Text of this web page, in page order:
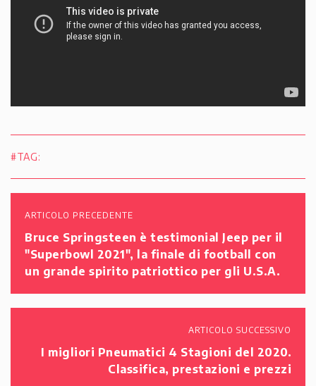
#TAG:
ARTICOLO PRECEDENTE
Bruce Springsteen è testimonial Jeep per il
"Superbowl 2021", la finale di football con
un grande spirito patriottico per gli U.S.A.
ARTICOLO SUCCESSIVO
I migliori Pneumatici 4 Stagioni del 2020.
Classifica, prestazioni e prezzi